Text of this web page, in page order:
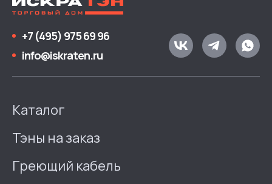
+7 (495) 975 69 96
info@iskraten.ru
Каталог
Тэны на заказ
Греющий кабель